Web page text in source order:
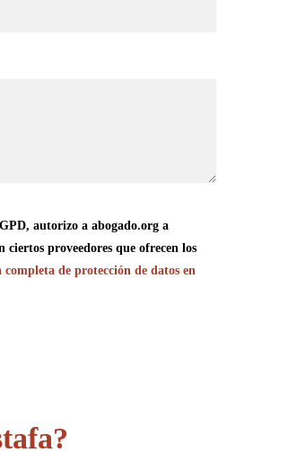
autorizo a abogado.org a
proveedores que ofrecen los
de protección de datos en